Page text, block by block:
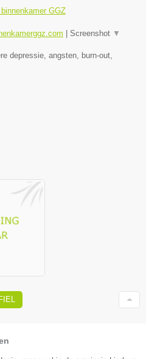
GGZ
Screenshot ▼
depressie, angsten, burn-out,